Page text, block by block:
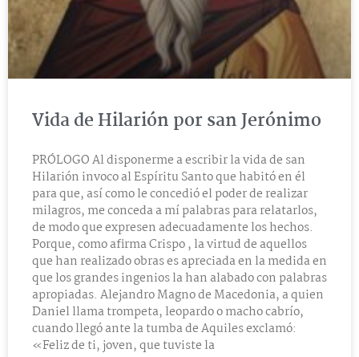
Vida de Hilarión por san Jerónimo
PRÓLOGO Al disponerme a escribir la vida de san
Hilarión invoco al Espíritu Santo que habitó en él
para que, así como le concedió el poder de realizar
milagros, me conceda a mí palabras para relatarlos,
de modo que expresen adecuadamente los hechos.
Porque, como afirma Crispo , la virtud de aquellos
que han realizado obras es apreciada en la medida en
que los grandes ingenios la han alabado con palabras
apropiadas. Alejandro Magno de Macedonia, a quien
Daniel llama trompeta, leopardo o macho cabrío,
cuando llegó ante la tumba de Aquiles exclamó:
«Feliz de ti, joven, que tuviste la